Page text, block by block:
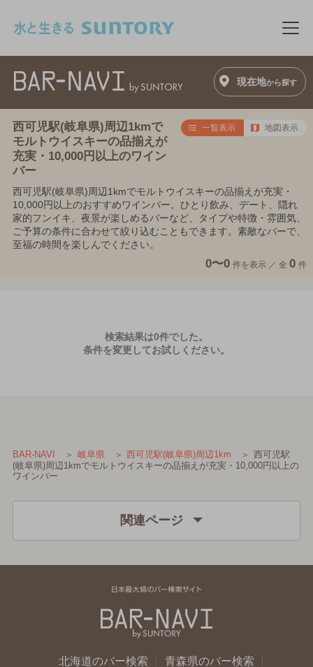
メ
現在地から探す
西可児駅(岐阜県)周辺1kmで
モルトウイスキーの品揃えが
充実・10,000円以上のワイン
バー
一覧表示 地図表示
西可児駅(岐阜県)周辺1kmでモルトウイスキーの品揃えが充実・
10,000円以上のおすすめワインバー。ひとり飲み、デート、隠れ
家的フンイキ、夜景が楽しめるバーなど、タイプや特徴・雰囲気、
ご予算の条件に合わせて絞り込むこともできます。素敵なバーで、
至福の時間を楽しんでください。
0〜0 件を表示 ／ 全 0 件
検索結果は0件でした。
条件を変更してお試しください。
BAR-NAVI 岐阜県 西可児駅(岐阜県)周辺1km
西可児駅
(岐阜県)周辺1kmでモルトウイスキーの品揃えが充実・10,000円以上の
ワインバー
関連ページ
北海道のバー検索
青森県のバー検索